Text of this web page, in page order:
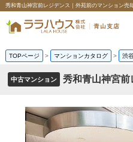
秀和青山神宮前レジデンス｜外苑前のマンション売
TOPページ > マンションカタログ > 渋
中古マンション 秀和青山神宮前